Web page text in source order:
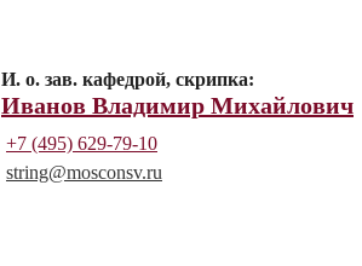
И. о. зав. кафедрой, скрипка:
Иванов Владимир Михайлович
+7 (495) 629-79-10
string@mosconsv.ru